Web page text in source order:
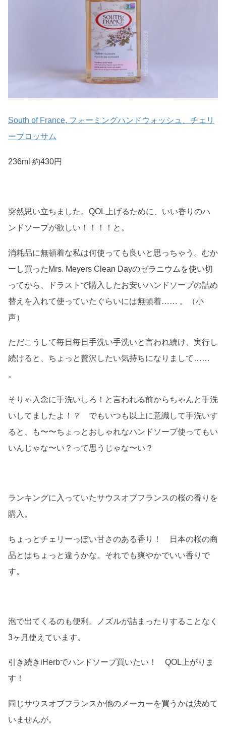
South of France, フォーミングハンドウォッシュ、チェリ
ーブロッサム
236ml 約430円
突然思い立ちました。QOL上げるために、いい香りのハ
ンドソープが欲しい！！！！と。
消耗品に無頓着な私は何使っても良いと思っちゃう。むか
ーし買ったMrs. Meyers Clean Dayのゼラニウムを使い切
ってから、ドラストで購入したお安いハンドソープの詰め
替えを入れて使っていたぐらいには無頓着…… 。（小
声）
ただこうして毎日毎日手洗い手洗いと言われ続け、実行し
続けると、ちょっと贅沢したい気持ちになりまして……
。
そりゃ入念に手洗いしろ！と言われる前からちゃんと手洗
いしてましたよ！？ でもいつも以上に意識して手洗いす
ると、も〜〜ちょっとおしゃれなハンドソープ使ってもい
いんじゃな〜い？って思うじゃな〜い？
ランキングに入っていたサウスオブフランスの桜の香りを
購入。
ちょっとチェリーっぽい甘さのある香り！ 日本の桜の商
品とはちょっと違うかな。それでも爽やかでいい香りで
す。
泡で出てくるのも便利。ノズルが詰まったりすることなく
3ヶ月使えています。
引き続きiHerbでハンドソープ買いたい！ QOL上がりま
す！
同じサウスオブフランスか他のメーカーを買うかは決めて
いませんが。